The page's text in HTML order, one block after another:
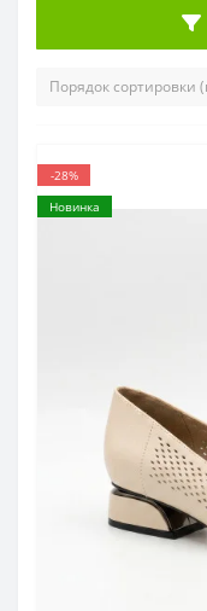
-28%
Новинка